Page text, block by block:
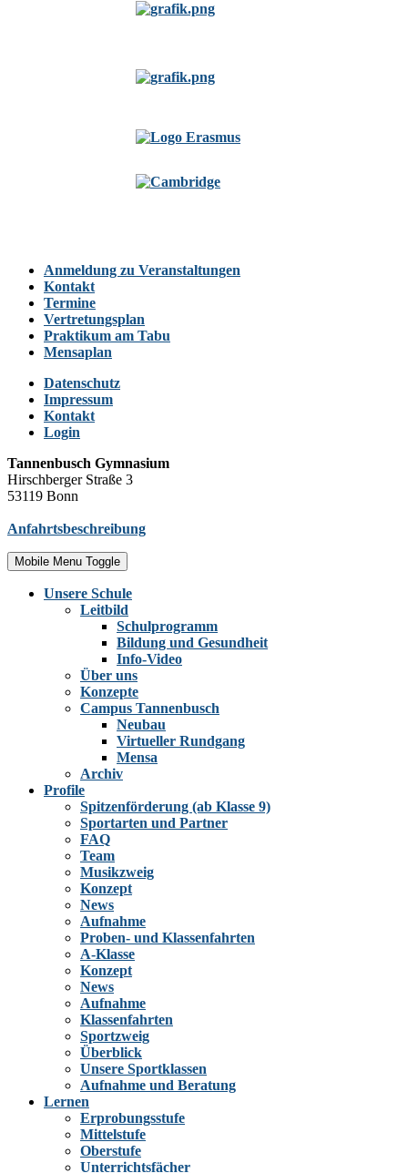
Anmeldung zu Veranstaltungen
Kontakt
Termine
Vertretungsplan
Praktikum am Tabu
Mensaplan
Datenschutz
Impressum
Kontakt
Login
Tannenbusch Gymnasium
Hirschberger Straße 3
53119 Bonn
Anfahrtsbeschreibung
Mobile Menu Toggle
Unsere Schule
Leitbild
Schulprogramm
Bildung und Gesundheit
Info-Video
Über uns
Konzepte
Campus Tannenbusch
Neubau
Virtueller Rundgang
Mensa
Archiv
Profile
Spitzenförderung (ab Klasse 9)
Sportarten und Partner
FAQ
Team
Musikzweig
Konzept
News
Aufnahme
Proben- und Klassenfahrten
A-Klasse
Konzept
News
Aufnahme
Klassenfahrten
Sportzweig
Überblick
Unsere Sportklassen
Aufnahme und Beratung
Lernen
Erprobungsstufe
Mittelstufe
Oberstufe
Unterrichtsfächer